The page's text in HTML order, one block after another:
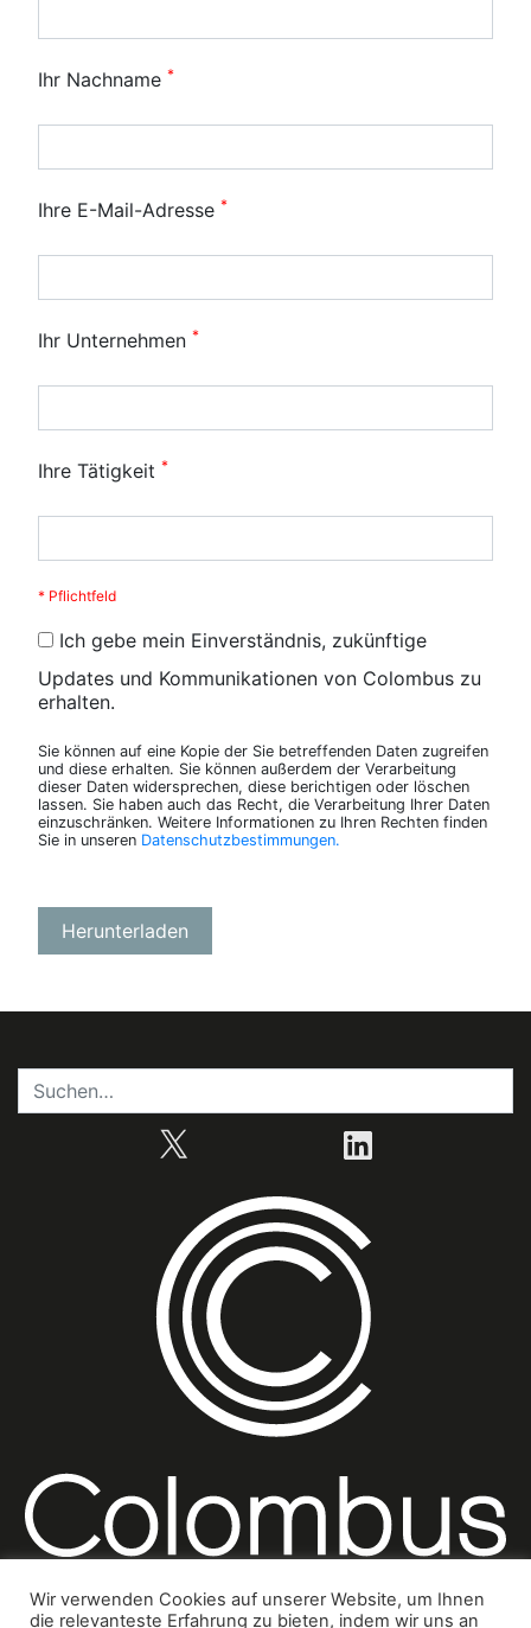
Ihr Nachname *
Ihre E-Mail-Adresse *
Ihr Unternehmen *
Ihre Tätigkeit *
* Pflichtfeld
Ich gebe mein Einverständnis, zukünftige
Updates und Kommunikationen von Colombus zu
erhalten.
Sie können auf eine Kopie der Sie betreffenden Daten zugreifen
und diese erhalten. Sie können außerdem der Verarbeitung
dieser Daten widersprechen, diese berichtigen oder löschen
lassen. Sie haben auch das Recht, die Verarbeitung Ihrer Daten
einzuschränken. Weitere Informationen zu Ihren Rechten finden
Sie in unseren Datenschutzbestimmungen.
LinkedIn
Wir verwenden Cookies auf unserer Website, um Ihnen
die relevanteste Erfahrung zu bieten, indem wir uns an